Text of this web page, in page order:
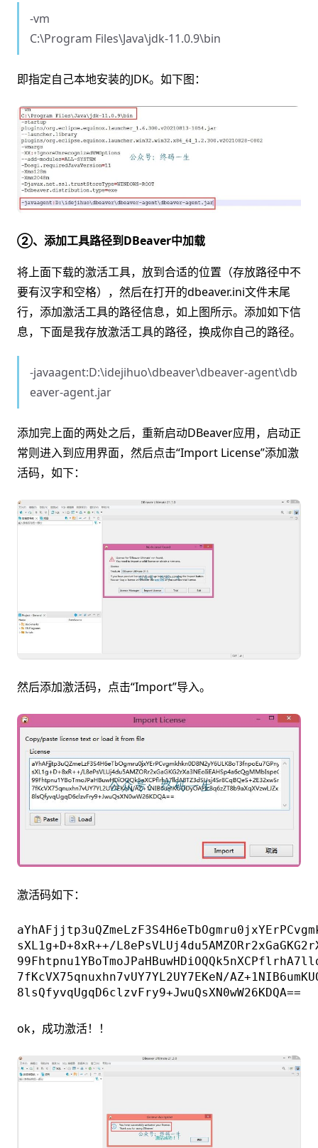
-vm
C:\Program Files\Java\jdk-11.0.9\bin
即指定自己本地安装的JDK。如下图：
②、添加工具路径到DBeaver中加载
将上面下载的激活工具，放到合适的位置（存放路径中不
要有汉字和空格），然后在打开的dbeaver.ini文件末尾
行，添加激活工具的路径信息，如上图所示。添加如下信
息，下面是我存放激活工具的路径，换成你自己的路径。
-javaagent:D:\idejihuo\dbeaver\dbeaver-agent\db
eaver-agent.jar
添加完上面的两处之后，重新启动DBeaver应用，启动正
常则进入到应用界面，然后点击“Import License”添加激
活码，如下：
然后添加激活码，点击“Import”导入。
激活码如下：
sXL1g+D+8xR++/
7fKcVX75qnuxhn7vUY7YL2UY7EKeN/
8lsQfyvqUgqD6clzvFry9+JwuQsXN0wW26KDQA==
ok，成功激活！！